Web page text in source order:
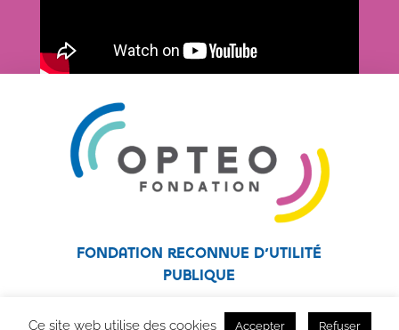
Fondation reconnue d’utilité
publique
Ce site web utilise des cookies Accepter Refuser